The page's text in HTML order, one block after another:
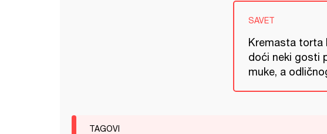
SAVET
Kremasta torta
doći neki gosti
muke, a
TAGOVI